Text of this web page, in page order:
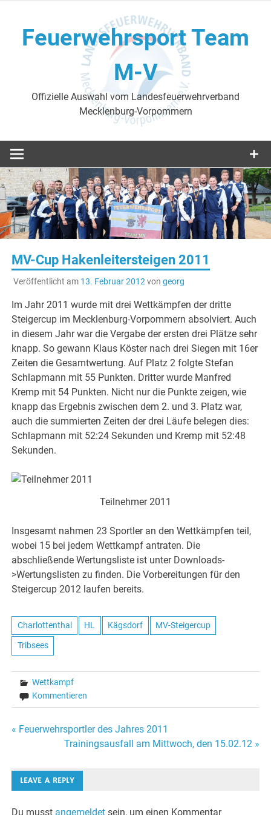
contentFeuerwehrsport Team
M-V
Offizielle Auswahl vom Landesfeuerwehrverband
Mecklenburg-Vorpommern
MV-Cup Hakenleitersteigen 2011
Veröffentlicht am 13. Februar 2012 von georg
Im Jahr 2011 wurde mit drei Wettkämpfen der dritte
Steigercup im Mecklenburg-Vorpommern absolviert. Auch
in diesem Jahr war die Vergabe der ersten drei Plätze sehr
knapp. So gewann Klaus Köster nach drei Siegen mit 16er
Zeiten die Gesamtwertung. Auf Platz 2 folgte Stefan
Schlapmann mit 55 Punkten. Dritter wurde Manfred
Kremp mit 54 Punkten. Nicht nur die Punkte zeigen, wie
knapp das Ergebnis zwischen dem 2. und 3. Platz war,
auch die summierten Zeiten der drei Läufe belegen dies:
Schlapmann mit 52:24 Sekunden und Kremp mit 52:48
Sekunden.
Teilnehmer 2011
Insgesamt nahmen 23 Sportler an den Wettkämpfen teil,
wobei 15 bei jedem Wettkampf antraten. Die
abschließende Wertungsliste ist unter Downloads-
>Wertungslisten zu finden. Die Vorbereitungen für den
Steigercup 2012 laufen bereits.
Charlottenthal HL Kägsdorf MV-Steigercup
Tribsees
Wettkampf
Kommentieren
Beitragsnavigation
« Feuerwehrsportler des Jahres 2011
Trainingsausfall am Mittwoch, den 15.02.12 »
LEAVE A REPLY
Du musst angemeldet sein, um einen Kommentar